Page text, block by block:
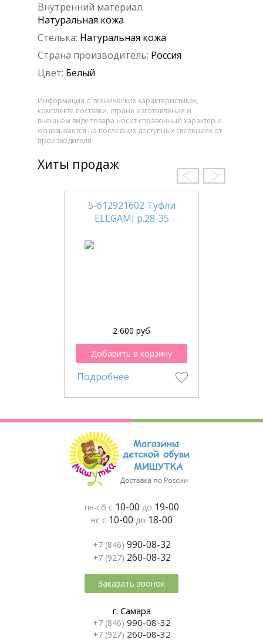
Внутренний материал:
Натуральная кожа
Стелька: Натуральная кожа
Страна производитель: Россия
Цвет: Белый
Информация о технических характеристиках,
комплекте поставки, стране изготовления и
внешнем виде товара носит справочный характер и
основывается на последних доступных сведениях от
производителя
Хиты продаж
5-612921602 Туфли
ELEGAMI р.28-35
2 600 руб
Добавить в корзину
Подробнее
пн-сб с 10-00 до 19-00
вс с 10-00 до 18-00
+7 (846) 990-08-32
+7 (927) 260-08-32
Заказать звонок
г. Самара
+7 (846) 990-08-32
+7 (927) 260-08-32